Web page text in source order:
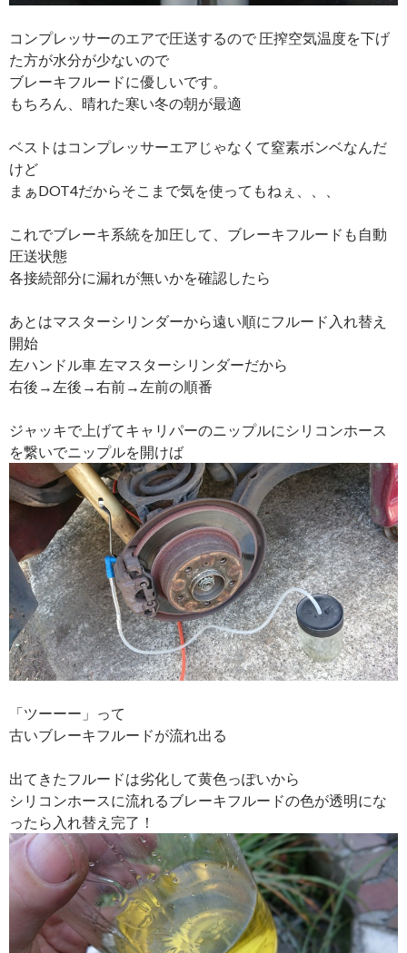
コンプレッサーのエアで圧送するので 圧搾空気温度を下げ
た方が水分が少ないので
ブレーキフルードに優しいです。
もちろん、晴れた寒い冬の朝が最適
ベストはコンプレッサーエアじゃなくて窒素ボンベなんだ
けど
まぁDOT4だからそこまで気を使ってもねぇ、、、
これでブレーキ系統を加圧して、ブレーキフルードも自動
圧送状態
各接続部分に漏れが無いかを確認したら
あとはマスターシリンダーから遠い順にフルード入れ替え
開始
左ハンドル車 左マスターシリンダーだから
右後→左後→右前→左前の順番
ジャッキで上げてキャリパーのニップルにシリコンホース
を繋いでニップルを開けば
「ツーーー」って
古いブレーキフルードが流れ出る
出てきたフルードは劣化して黄色っぽいから
シリコンホースに流れるブレーキフルードの色が透明にな
ったら入れ替え完了！